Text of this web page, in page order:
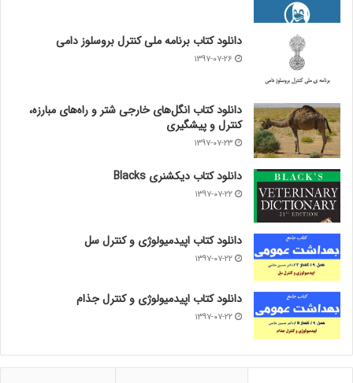
دانلود کتاب برنامه ملی کنترل بروسلوز دامی
۱۳۹۷-۰۷-۲۶
دانلود کتاب انگل‌های خارجی شتر و راه‌های مبارزه،
کنترل و پیشگیری
۱۳۹۷-۰۷-۲۳
دانلود کتاب دیکشنری Blacks
۱۳۹۷-۰۷-۲۲
دانلود کتاب اپیدمیولوژی و کنترل سل
۱۳۹۷-۰۷-۲۲
دانلود کتاب اپیدمیولوژی و کنترل جذام
۱۳۹۷-۰۷-۲۲